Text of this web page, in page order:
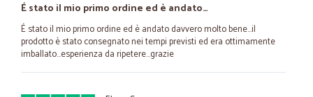
É stato il mio primo ordine ed è andato…
É stato il mio primo ordine ed è andato davvero molto bene...il
prodotto è stato consegnato nei tempi previsti ed era ottimamente
imballato...esperienza da ripetere...grazie